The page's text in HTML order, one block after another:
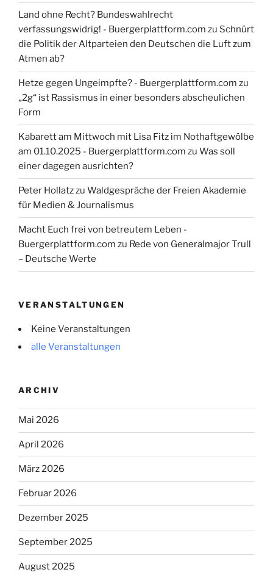
Land ohne Recht? Bundeswahlrecht
verfassungswidrig! - Buergerplattform.com zu Schnürt
die Politik der Altparteien den Deutschen die Luft zum
Atmen ab?
Hetze gegen Ungeimpfte? - Buergerplattform.com zu
„2g“ ist Rassismus in einer besonders abscheulichen
Form
Kabarett am Mittwoch mit Lisa Fitz im Nothaftgewölbe
am 01.10.2025 - Buergerplattform.com zu Was soll
einer dagegen ausrichten?
Peter Hollatzzu Waldgespräche der Freien Akademie
für Medien & Journalismus
Macht Euch frei von betreutem Leben -
Buergerplattform.com zu Rede von Generalmajor Trull
– Deutsche Werte
VERANSTALTUNGEN
Keine Veranstaltungen
alle Veranstaltungen
ARCHIV
Mai 2026
April 2026
März 2026
Februar 2026
Dezember 2025
September 2025
August 2025